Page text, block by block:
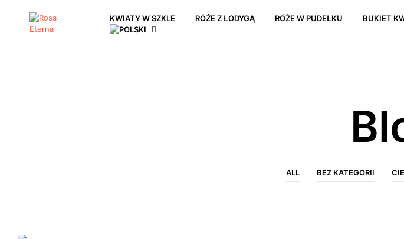
KWIATY W SZKLE RÓŻE Z ŁODYGĄ RÓŻE W PUDEŁKU BUKIET
ALL BEZ KATEGORII